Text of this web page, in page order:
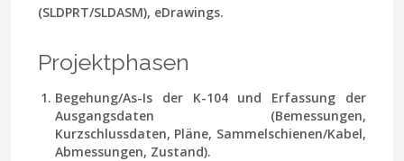
(SLDPRT/SLDASM), eDrawings.
Projektphasen
Begehung/As-Isder K-104 und Erfassung der
Ausgangsdaten (Bemessungen,
Kurzschlussdaten, Pläne, Sammelschienen/Kabel,
Abmessungen, Zustand).